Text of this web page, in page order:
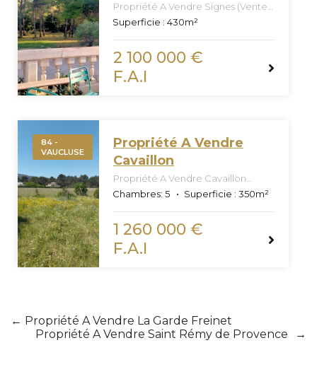
Propriété A Vendre Signes (Vente
Confidentielle Off Market)
Superficie : 430m²
2 100 000 €
F.A.I
84 -
VAUCLUSE
Propriété A Vendre
Cavaillon
Propriété A Vendre Cavaillon
(Vente Confidentielle Off Market)
Chambres: 5 Superficie : 350m²
1 260 000 €
F.A.I
← Propriété A Vendre La Garde Freinet
→
Propriété A Vendre Saint Rémy de Provence